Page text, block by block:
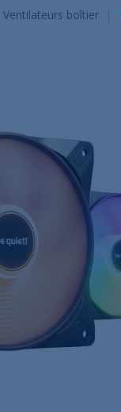
Ventilateurs boîtier